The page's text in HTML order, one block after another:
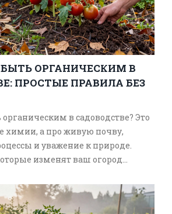
ОРГАНИЧЕСКИМ В
ПРОСТЫЕ ПРАВИЛА БЕЗ
в садоводстве? Это
химии, а про живую почву,
и уважение к природе.
изменят ваш огород